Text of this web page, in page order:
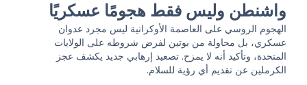
واشنطن وليس فقط هجومًا عسكريًا
الهجوم الروسي على العاصمة الأوكرانية ليس مجرد عدوان
عسكري، بل محاولة من بوتين لفرض شروطه على الولايات
المتحدة، وتأكيد أنه لا يمزح. تصعيد إرهابي جديد يكشف عجز
الكرملين عن تقديم أي رؤية للسلام.